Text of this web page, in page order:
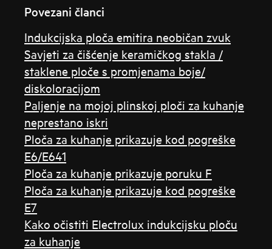
Povezani članci
Indukcijska ploča emitira neobičan zvuk
Savjeti za čišćenje keramičkog stakla /
staklene ploče s promjenama boje/
diskoloracijom
Paljenje na mojoj plinskoj ploči za kuhanje
neprestano iskri
Ploča za kuhanje prikazuje kod pogreške
E6/E641
Ploča za kuhanje prikazuje poruku F
Ploča za kuhanje prikazuje kod pogreške
E7
Kako očistiti Electrolux indukcijsku ploču
za kuhanje